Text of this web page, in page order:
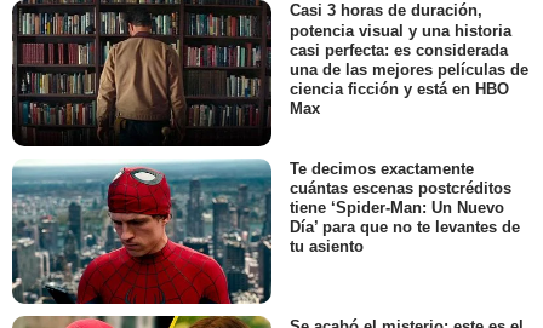
Casi 3 horas de duración,
potencia visual y una historia
casi perfecta: es considerada
una de las mejores películas de
ciencia ficción y está en HBO
Max
Te decimos exactamente
cuántas escenas postcréditos
tiene ‘Spider-Man: Un Nuevo
Día’ para que no te levantes de
tu asiento